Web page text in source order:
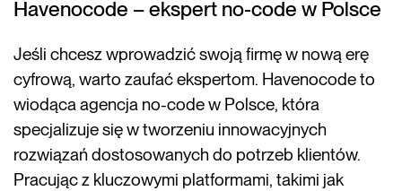
Havenocode – ekspert no-code w Polsce
Jeśli chcesz wprowadzić swoją firmę w nową erę
cyfrową, warto zaufać ekspertom. Havenocode to
wiodąca agencja no-code w Polsce, która
specjalizuje się w tworzeniu innowacyjnych
rozwiązań dostosowanych do potrzeb klientów.
Pracując z kluczowymi platformami, takimi jak